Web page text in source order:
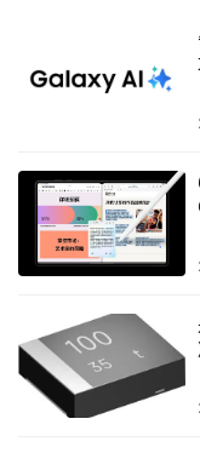
OEM合作伙伴的合
量已经突破16000
专注于SMB用户的
EXABYTE总裁兼